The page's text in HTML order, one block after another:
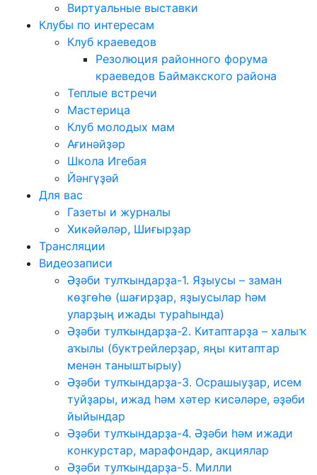
Виртуальные выставки
Клубы по интересам
Клуб краеведов
Резолюция районного форума
краеведов Баймакского района
Теплые встречи
Мастерица
Клуб молодых мам
Ағинәйҙәр
Школа Игебая
Йәнгүҙәй
Для вас
Газеты и журналы
Хикәйәләр, Шиғырҙар
Трансляции
Видеозаписи
Әҙәби тулҡындарҙа-1. Яҙыусы – заман
көҙгөһө (шағирҙар, яҙыусылар һәм
уларҙың ижады тураһында)
Әҙәби тулҡындарҙа-2. Китаптарҙа – халыҡ
аҡылы (буктрейлерҙар, яңы китаптар
менән таныштырыу)
Әҙәби тулҡындарҙа-3. Осрашыуҙар, исем
туйҙары, ижад һәм хәтер кисәләре, әҙәби
йыйындар
Әҙәби тулҡындарҙа-4. Әҙәби һәм ижади
конкурстар, марафондар, акциялар
Әҙәби тулҡындарҙа-5. Милли